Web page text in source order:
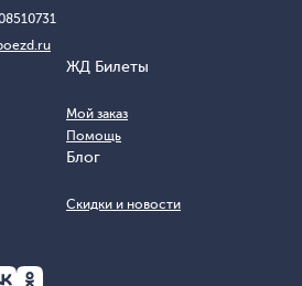
ЖД Билеты
Мой заказ
Помощь
Блог
Скидки и новости